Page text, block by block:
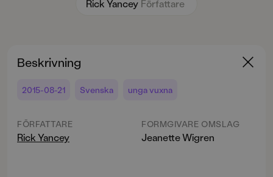
Rick Yancey Författare
Beskrivning
2015-08-21 Svenska unga vuxna
FÖRFATTARE
Rick Yancey
FORMGIVARE OMSLAG
Jeanette Wigren